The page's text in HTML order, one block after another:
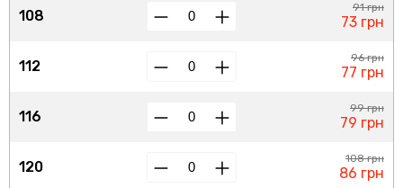
108
112
116
120
91 грн
73 грн
96 грн
77 грн
99 грн
79 грн
108 грн
86 грн